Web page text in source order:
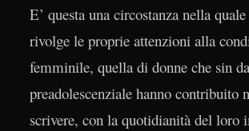
E’ questa una circostanza nella
rivolge le proprie attenzioni alla
femminile, quella di donne che sin
preadolescenziale hanno contribuito
scrivere, con la quotidianità del loro